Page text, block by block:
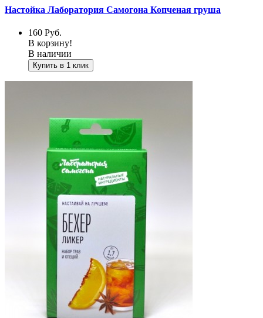
Настойка Лаборатория Самогона Копченая груша
160 Руб.
В корзину!
В наличии
Купить в 1 клик